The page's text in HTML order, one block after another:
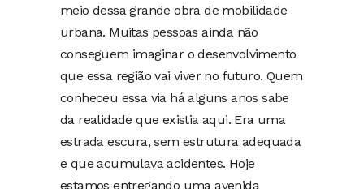
meio dessa grande obra de mobilidade
urbana. Muitas pessoas ainda não
conseguem imaginar o desenvolvimento
que essa região vai viver no futuro. Quem
conheceu essa via há alguns anos sabe
da realidade que existia aqui. Era uma
estrada escura, sem estrutura adequada
e que acumulava acidentes. Hoje
estamos entregando uma avenida